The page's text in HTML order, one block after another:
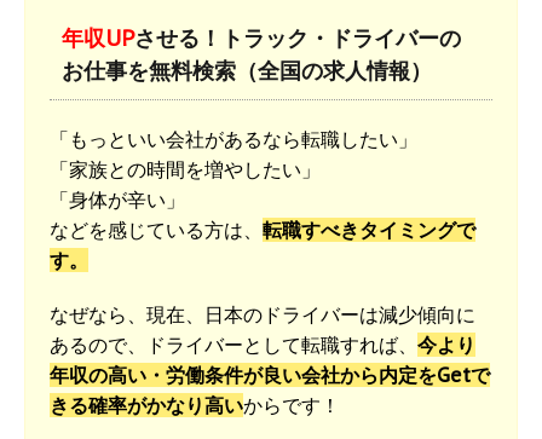
年収UPさせる！トラック・ドライバーの
お仕事を無料検索（全国の求人情報）
「もっといい会社があるなら転職したい」
「家族との時間を増やしたい」
「身体が辛い」
などを感じている方は、 転職すべきタイミングで
す。
なぜなら、現在、日本のドライバーは減少傾向に
あるので、ドライバーとして転職すれば、 今より
年収の高い・労働条件が良い会社から内定をGetで
きる確率がかなり高いからです！